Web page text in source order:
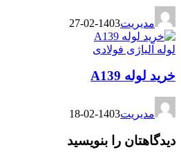
مدیریت1403-02-27
لوله آلیاژی فولادی
خرید لوله A139
مدیریت1403-02-18
دیدگاهتان را بنویسید